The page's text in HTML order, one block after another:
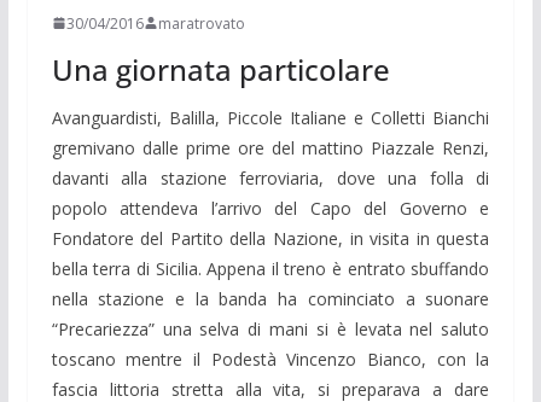
30/04/2016 maratrovato
Una giornata particolare
Avanguardisti, Balilla, Piccole Italiane e Colletti Bianchi
gremivano dalle prime ore del mattino Piazzale Renzi,
davanti alla stazione ferroviaria, dove una folla di
popolo attendeva l’arrivo del Capo del Governo e
Fondatore del Partito della Nazione, in visita in questa
bella terra di Sicilia. Appena il treno è entrato sbuffando
nella stazione e la banda ha cominciato a suonare
“Precariezza” una selva di mani si è levata nel saluto
toscano mentre il Podestà Vincenzo Bianco, con la
fascia littoria stretta alla vita, si preparava a dare